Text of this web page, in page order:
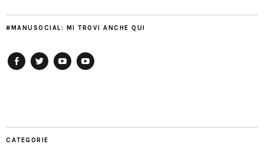
#MANUSOCIAL: MI TROVI ANCHE QUI
CATEGORIE